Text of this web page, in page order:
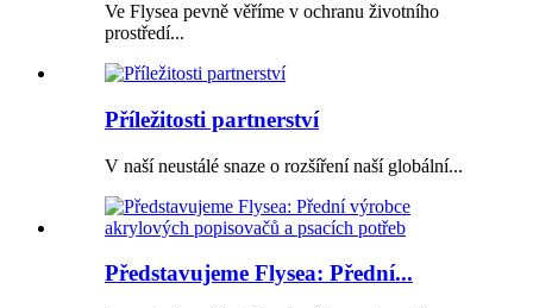
Ve Flysea pevně věříme v ochranu životního
prostředí...
Příležitosti partnerství
V naší neustálé snaze o rozšíření naší globální...
Představujeme Flysea: Přední...